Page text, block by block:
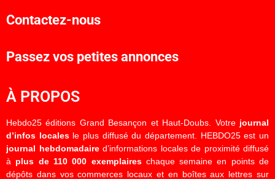
Contactez-nous
Passez vos petites annonces
À PROPOS
Hebdo25 éditions Grand Besançon et Haut-Doubs. Votre journal
d’infos localesle plus diffusé du département. HEBDO25 est un
journal hebdomadaired’informations locales de proximité diffusé
à plus de 110 000 exemplaireschaque semaine en points de
dépôts dans vos commerces locaux et en boîtes aux lettres sur